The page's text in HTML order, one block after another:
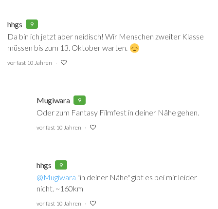
hhgs 9
Da bin ich jetzt aber neidisch! Wir Menschen zweiter Klasse
müssen bis zum 13. Oktober warten.
vor fast 10 Jahren
Mugiwara 9
Oder zum Fantasy Filmfest in deiner Nähe gehen.
vor fast 10 Jahren
hhgs 9
@Mugiwara ‍ "in deiner Nähe" gibt es bei mir leider
nicht. ~160km
vor fast 10 Jahren